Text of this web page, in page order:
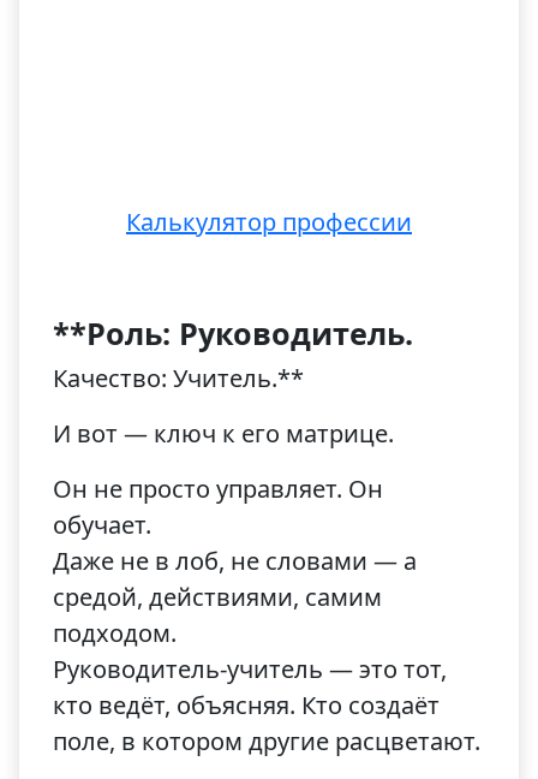
Калькулятор профессии
**Роль: Руководитель.
Качество: Учитель.**
И вот — ключ к его матрице.
Он не просто управляет. Он
обучает.
Даже не в лоб, не словами — а
средой, действиями, самим
подходом.
Руководитель-учитель — это тот,
кто ведёт, объясняя. Кто создаёт
поле, в котором другие расцветают.